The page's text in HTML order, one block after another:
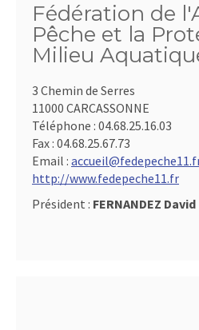
Fédération de
Pêche et la
Milieu
3 Chemin de Serres
11000 CARCASSONNE
Téléphone : 04.68.25.16.03
Fax : 04.68.25.67.73
Email :
http://www.fedepeche11.fr
Président : FERNANDEZ David